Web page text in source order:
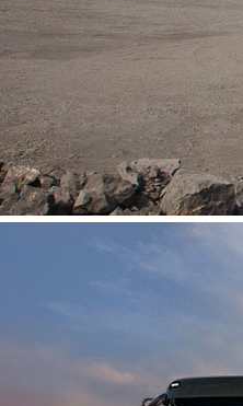
Onderdelen
Vacatures
Contact